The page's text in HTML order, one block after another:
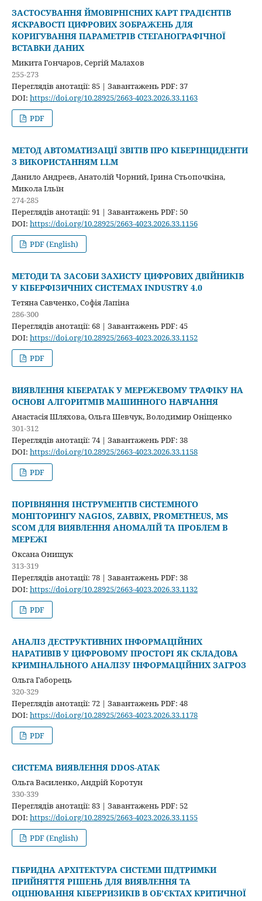
ЗАСТОСУВАННЯ ЙМОВІРНІСНИХ КАРТ ГРАДІЄНТІВ
ЯСКРАВОСТІ ЦИФРОВИХ ЗОБРАЖЕНЬ ДЛЯ
КОРИГУВАННЯ ПАРАМЕТРІВ СТЕГАНОГРАФІЧНОЇ
ВСТАВКИ ДАНИХ
Микита Гончаров, Сергій Малахов
255-273
Переглядів анотації: 85 | Завантажень PDF: 37
DOI: https://doi.org/10.28925/2663-4023.2026.33.1163
PDF
МЕТОД АВТОМАТИЗАЦІЇ ЗВІТІВ ПРО КІБЕРІНЦИДЕНТИ
З ВИКОРИСТАННЯМ LLM
Данило Андреєв, Анатолій Чорний, Ірина Стьопочкіна,
Микола Ільїн
274-285
Переглядів анотації: 91 | Завантажень PDF: 50
DOI: https://doi.org/10.28925/2663-4023.2026.33.1156
PDF (English)
МЕТОДИ ТА ЗАСОБИ ЗАХИСТУ ЦИФРОВИХ ДВІЙНИКІВ
У КІБЕРФІЗИЧНИХ СИСТЕМАХ INDUSTRY 4.0
Тетяна Савченко, Софія Лапіна
286-300
Переглядів анотації: 68 | Завантажень PDF: 45
DOI: https://doi.org/10.28925/2663-4023.2026.33.1152
PDF
ВИЯВЛЕННЯ КІБЕРАТАК У МЕРЕЖЕВОМУ ТРАФІКУ НА
ОСНОВІ АЛГОРИТМІВ МАШИННОГО НАВЧАННЯ
Анастасія Шляхова, Ольга Шевчук, Володимир Оніщенко
301-312
Переглядів анотації: 74 | Завантажень PDF: 38
DOI: https://doi.org/10.28925/2663-4023.2026.33.1158
PDF
ПОРІВНЯННЯ ІНСТРУМЕНТІВ СИСТЕМНОГО
МОНІТОРИНГУ NAGIOS, ZABBIX, PROMETHEUS, MS
SCOM ДЛЯ ВИЯВЛЕННЯ АНОМАЛІЙ ТА ПРОБЛЕМ В
МЕРЕЖІ
Оксана Онищук
313-319
Переглядів анотації: 78 | Завантажень PDF: 38
DOI: https://doi.org/10.28925/2663-4023.2026.33.1132
PDF
АНАЛІЗ ДЕСТРУКТИВНИХ ІНФОРМАЦІЙНИХ
НАРАТИВІВ У ЦИФРОВОМУ ПРОСТОРІ ЯК СКЛАДОВА
КРИМІНАЛЬНОГО АНАЛІЗУ ІНФОРМАЦІЙНИХ ЗАГРОЗ
Ольга Габорець
320-329
Переглядів анотації: 72 | Завантажень PDF: 48
DOI: https://doi.org/10.28925/2663-4023.2026.33.1178
PDF
СИСТЕМА ВИЯВЛЕННЯ DDOS-АТАК
Ольга Василенко, Андрій Коротун
330-339
Переглядів анотації: 83 | Завантажень PDF: 52
DOI: https://doi.org/10.28925/2663-4023.2026.33.1155
PDF (English)
ГІБРИДНА АРХІТЕКТУРА СИСТЕМИ ПІДТРИМКИ
ПРИЙНЯТТЯ РІШЕНЬ ДЛЯ ВИЯВЛЕННЯ ТА
ОЦІНЮВАННЯ КІБЕРРИЗИКІВ В ОБ’ЄКТАХ КРИТИЧНОЇ